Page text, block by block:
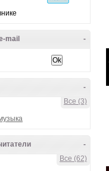
-
mail
-
Все (3)
-
Все (62)